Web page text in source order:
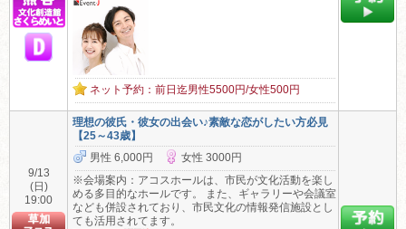
ネット予約：前日迄男性5500円/女性500円
9/13
(日)
19:00
理想の彼氏・彼女の出会い♪素敵な恋がしたい方必見
【25～43歳】
男性 6,000円
女性 3000円
※会場案内：アコスホールは、市民が文化活動を楽し
める多目的なホールです。 また、ギャラリーや会議室
なども併設されており、市民文化の情報発信施設とし
ても活用されてます。